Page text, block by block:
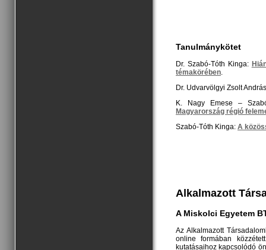
Tanulmánykötet
Dr. Szabó-Tóth Kinga:
témakörében.
Dr. Udvarvölgyi Zsolt
K. Nagy Emese –
Magyarország régió
Szabó-Tóth Kinga: A
Alkalmazott
A Miskolci Egyetem
Az Alkalmazott
online formában
kutatásaihoz kapcsolódó